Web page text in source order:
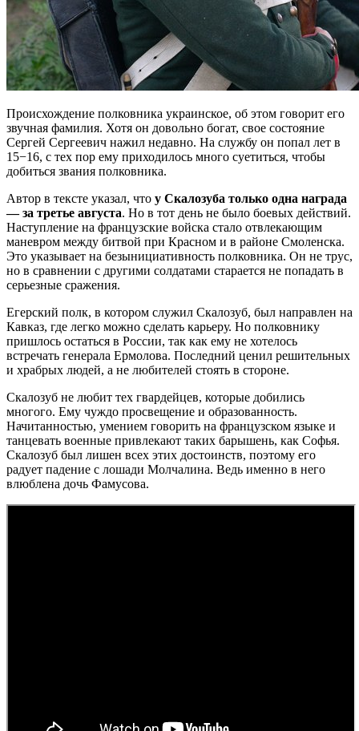
Происхождение полковника украинское, об этом говорит его
звучная фамилия. Хотя он довольно богат, свое состояние
Сергей Сергеевич нажил недавно. На службу он попал лет в
15−16, с тех пор ему приходилось много суетиться, чтобы
добиться звания полковника.
Автор в тексте указал, что у Скалозуба только одна награда
— за третье августа. Но в тот день не было боевых действий.
Наступление на французские войска стало отвлекающим
маневром между битвой при Красном и в районе Смоленска.
Это указывает на безынициативность полковника. Он не трус,
но в сравнении с другими солдатами старается не попадать в
серьезные сражения.
Егерский полк, в котором служил Скалозуб, был направлен на
Кавказ, где легко можно сделать карьеру. Но полковнику
пришлось остаться в России, так как ему не хотелось
встречать генерала Ермолова. Последний ценил решительных
и храбрых людей, а не любителей стоять в стороне.
Скалозуб не любит тех гвардейцев, которые добились
многого. Ему чуждо просвещение и образованность.
Начитанностью, умением говорить на французском языке и
танцевать военные привлекают таких барышень, как Софья.
Скалозуб был лишен всех этих достоинств, поэтому его
радует падение с лошади Молчалина. Ведь именно в него
влюблена дочь Фамусова.